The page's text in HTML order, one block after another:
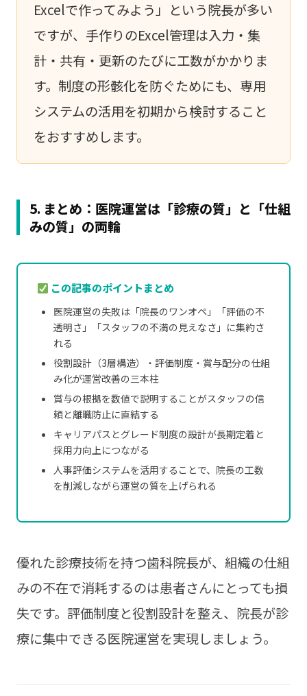
Excelで作ってみよう」という院長が多い
ですが、手作りのExcel管理は入力・集
計・共有・更新のたびに工数がかかりま
す。制度の形骸化を防ぐためにも、専用
システムの活用を初期から検討すること
をおすすめします。
5. まとめ：医院運営は「診療の質」と「仕組
みの質」の両輪
この記事のポイントまとめ
医院運営の失敗は「院長のワンオペ」「評価の不
透明さ」「スタッフの不満の見えなさ」に集約さ
れる
役割設計（3層構造）・評価制度・賞与配分の仕組
み化が運営改善の三本柱
賞与の根拠を数値で説明することがスタッフの信
頼と離職防止に直結する
キャリアパスとグレード制度の設計が長期定着と
採用力向上につながる
人事評価システムを活用することで、院長の工数
を削減しながら運営の質を上げられる
優れた診療技術を持つ歯科院長が、組織の仕組
みの不在で消耗するのは患者さんにとっても損
失です。評価制度と役割設計を整え、院長が診
療に集中できる医院運営を実現しましょう。